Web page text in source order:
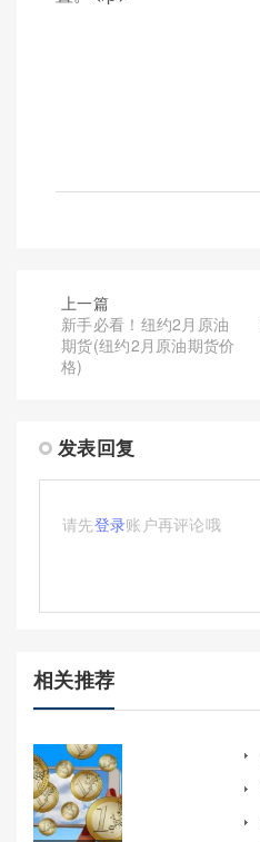
上一篇
新手必看！纽约2月原油
期货(纽约2月原油期货价
格)
发表回复
请先登录账户再评论哦
相关推荐